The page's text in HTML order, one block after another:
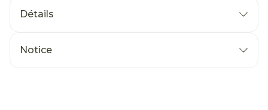
Détails
Notice